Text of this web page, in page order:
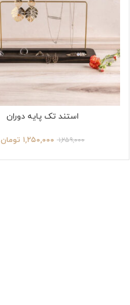
استند تک پایه دوران
۱,۲۵۹,۰۰۰ ۱,۲۵۰,۰۰۰ تومان